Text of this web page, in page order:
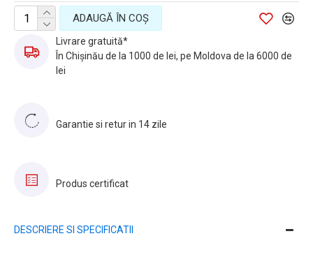
ADAUGĂ ÎN COŞ
Livrare gratuită*
În Chișinău de la 1000 de lei, pe Moldova de la 6000 de
lei
Garantie si retur in 14 zile
Produs certificat
DESCRIERE SI SPECIFICATII